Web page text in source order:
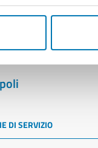
DI SERVIZIO